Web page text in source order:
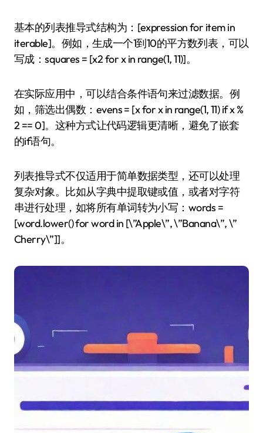
基本的列表推导式结构为：[expression for item in
iterable]。例如，生成一个1到10的平方数列表，可以
写成：squares = [x2 for x in range(1, 11)]。
在实际应用中，可以结合条件语句来过滤数据。例
如，筛选出偶数：evens = [x for x in range(1, 11) if x %
2 == 0]。这种方式让代码逻辑更清晰，避免了嵌套
的if语句。
列表推导式不仅适用于简单数据类型，还可以处理
复杂对象。比如从字典中提取键或值，或者对字符
串进行处理，如将所有单词转为小写：words =
[word.lower() for word in [\”Apple\”, \”Banana\”, \”
Cherry\”]]。